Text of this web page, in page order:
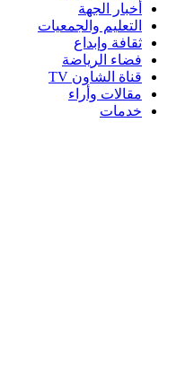
أخبار الجهة
التعليم والجمعيات
ثقافة وإبداع
فضاء الرياضة
قناة الشاون TV
مقالات وأراء
خدمات